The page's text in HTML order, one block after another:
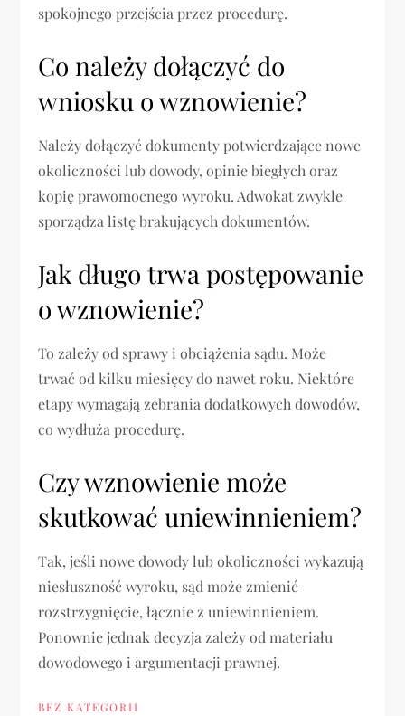
spokojnego przejścia przez procedurę.
Co należy dołączyć do
wniosku o wznowienie?
Należy dołączyć dokumenty potwierdzające nowe
okoliczności lub dowody, opinie biegłych oraz
kopię prawomocnego wyroku. Adwokat zwykle
sporządza listę brakujących dokumentów.
Jak długo trwa postępowanie
o wznowienie?
To zależy od sprawy i obciążenia sądu. Może
trwać od kilku miesięcy do nawet roku. Niektóre
etapy wymagają zebrania dodatkowych dowodów,
co wydłuża procedurę.
Czy wznowienie może
skutkować uniewinnieniem?
Tak, jeśli nowe dowody lub okoliczności wykazują
niesłuszność wyroku, sąd może zmienić
rozstrzygnięcie, łącznie z uniewinnieniem.
Ponownie jednak decyzja zależy od materiału
dowodowego i argumentacji prawnej.
BEZ KATEGORII